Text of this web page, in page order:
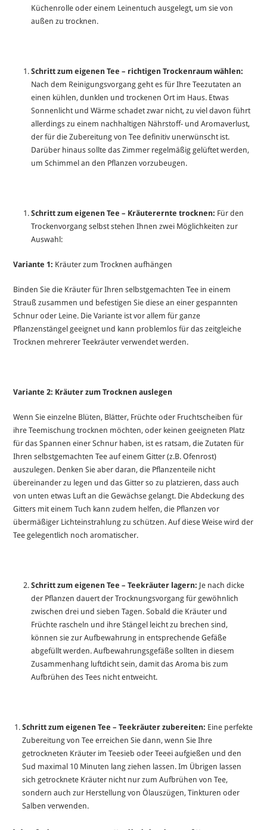
Küchenrolle oder einem Leinentuch ausgelegt, um sie von
außen zu trocknen.
Schritt zum eigenen Tee – richtigen Trockenraum wählen:
Nach dem Reinigungsvorgang geht es für Ihre Teezutaten an
einen kühlen, dunklen und trockenen Ort im Haus. Etwas
Sonnenlicht und Wärme schadet zwar nicht, zu viel davon führt
allerdings zu einem nachhaltigen Nährstoff- und Aromaverlust,
der für die Zubereitung von Tee definitiv unerwünscht ist.
Darüber hinaus sollte das Zimmer regelmäßig gelüftet werden,
um Schimmel an den Pflanzen vorzubeugen.
Schritt zum eigenen Tee – Kräuterernte trocknen: Für den
Trockenvorgang selbst stehen Ihnen zwei Möglichkeiten zur
Auswahl:
Variante 1: Kräuter zum Trocknen aufhängen
Binden Sie die Kräuter für Ihren selbstgemachten Tee in einem
Strauß zusammen und befestigen Sie diese an einer gespannten
Schnur oder Leine. Die Variante ist vor allem für ganze
Pflanzenstängel geeignet und kann problemlos für das zeitgleiche
Trocknen mehrerer Teekräuter verwendet werden.
Variante 2: Kräuter zum Trocknen auslegen
Wenn Sie einzelne Blüten, Blätter, Früchte oder Fruchtscheiben für
ihre Teemischung trocknen möchten, oder keinen geeigneten Platz
für das Spannen einer Schnur haben, ist es ratsam, die Zutaten für
Ihren selbstgemachten Tee auf einem Gitter (z.B. Ofenrost)
auszulegen. Denken Sie aber daran, die Pflanzenteile nicht
übereinander zu legen und das Gitter so zu platzieren, dass auch
von unten etwas Luft an die Gewächse gelangt. Die Abdeckung des
Gitters mit einem Tuch kann zudem helfen, die Pflanzen vor
übermäßiger Lichteinstrahlung zu schützen. Auf diese Weise wird der
Tee gelegentlich noch aromatischer.
Schritt zum eigenen Tee – Teekräuter lagern: Je nach dicke
der Pflanzen dauert der Trocknungsvorgang für gewöhnlich
zwischen drei und sieben Tagen. Sobald die Kräuter und
Früchte rascheln und ihre Stängel leicht zu brechen sind,
können sie zur Aufbewahrung in entsprechende Gefäße
abgefüllt werden. Aufbewahrungsgefäße sollten in diesem
Zusammenhang luftdicht sein, damit das Aroma bis zum
Aufbrühen des Tees nicht entweicht.
Schritt zum eigenen Tee – Teekräuter zubereiten: Eine perfekte
Zubereitung von Tee erreichen Sie dann, wenn Sie Ihre
getrockneten Kräuter im Teesieb oder Teeei aufgießen und den
Sud maximal 10 Minuten lang ziehen lassen. Im Übrigen lassen
sich getrocknete Kräuter nicht nur zum Aufbrühen von Tee,
sondern auch zur Herstellung von Ölauszügen, Tinkturen oder
Salben verwenden.